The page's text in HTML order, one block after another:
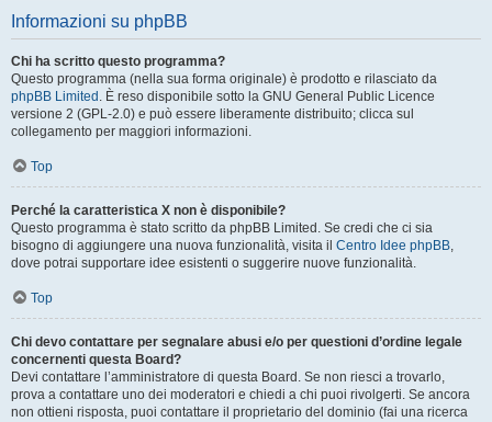
Informazioni su phpBB
Chi ha scritto questo programma?
Questo programma (nella sua forma originale) è prodotto e rilasciato da
phpBB Limited . È reso disponibile sotto la GNU General Public Licence
versione 2 (GPL-2.0) e può essere liberamente distribuito; clicca sul
collegamento per maggiori informazioni.
Top
Perché la caratteristica X non è disponibile?
Questo programma è stato scritto da phpBB Limited. Se credi che ci sia
bisogno di aggiungere una nuova funzionalità, visita il Centro Idee phpBB,
dove potrai supportare idee esistenti o suggerire nuove funzionalità.
Top
Chi devo contattare per segnalare abusi e/o per questioni d’ordine legale
concernenti questa Board?
Devi contattare l’amministratore di questa Board. Se non riesci a trovarlo,
prova a contattare uno dei moderatori e chiedi a chi puoi rivolgerti. Se ancora
non ottieni risposta, puoi contattare il proprietario del dominio (fai una ricerca